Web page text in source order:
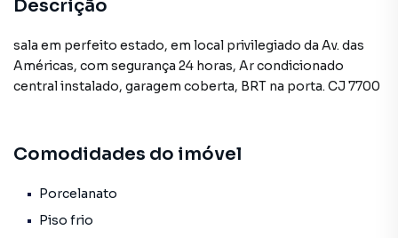
Descrição
sala em perfeito estado, em local privilegiado da Av. das
Américas, com segurança 24 horas, Ar condicionado
central instalado, garagem coberta, BRT na porta. CJ 7700
Comodidades do imóvel
Porcelanato
Piso frio